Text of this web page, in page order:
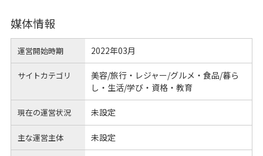
媒体情報
運営開始時期 2022年03月
サイトカテゴリ
美容/旅行・レジャー/グルメ・食品/暮ら
し・生活/学び・資格・教育
現在の運営状況 未設定
主な運営主体 未設定